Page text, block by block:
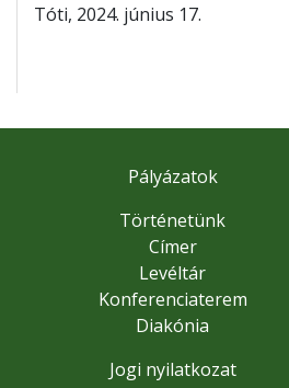
Tóti, 2024. június 17.
Pályázatok
Történetünk
Címer
Levéltár
Konferenciaterem
Diakónia
Jogi nyilatkozat